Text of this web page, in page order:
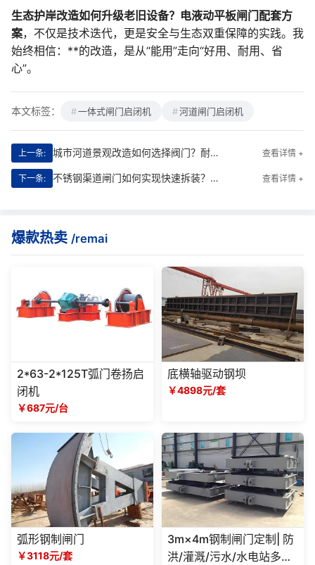
生态护岸改造如何升级老旧设备？电液动平板闸门配套方
案，不仅是技术迭代，更是安全与生态双重保障的实践。我
始终相信：**的改造，是从“能用”走向“好用、耐用、省
心”。
本文标签： 一体式闸门启闭机 河道闸门启闭机
上一条: 城市河道景观改造如何选择阀门？耐老化密封胶条手动插板阀解析 查看详情 +
下一条: 不锈钢渠道闸门如何实现快速拆装？模块化设计应用指南 查看详情 +
爆款热卖 /remai
2*63-2*125T弧门卷扬启
闭机
￥687元/台
底横轴驱动钢坝
￥4898元/套
弧形钢制闸门
￥3118元/套
3m×4m钢制闸门定制| 防
洪/灌溉/污水/水电站多场